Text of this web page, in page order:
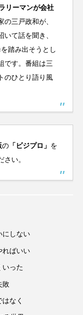
リーマンが会社
の三戸政和が、
て話を聞き、
踏み出そうとし
です。番組は三
のひとり語り風
の 「ビジプロ」 を
い。
にしない
ればいい
いった
敗
なく